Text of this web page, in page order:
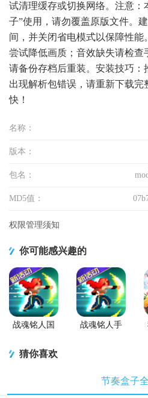
试清理缓存或切换网络。注意：
子”使用，请勿覆盖原版文件。
间，并关闭省电模式以保障性
尝试降低画质；音效缺失请检
请备份存档后重装。安装技巧
出现解析包错误，请重新下载
快！
名称：
版本：
包名：
MD5值：
权限管理须知
你可能感兴趣的
战魂铭人国
Legends)
战魂铭人手
猜你喜欢
节奏盒子